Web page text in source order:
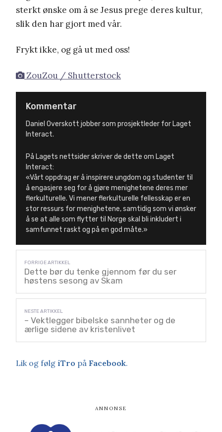
sterkt ønske om å se Jesus prege deres kultur,
slik den har gjort med vår.
Frykt ikke, og gå ut med oss!
ZouZou / Shutterstock
Kommentar
Daniel Overskott jobber som prosjektleder for Laget
Interact.
På Lagets nettsider skriver de dette om Laget
Interact:
«Vårt oppdrag er å inspirere ungdom og studenter til
å engasjere seg for å gjøre menighetene deres mer
flerkulturelle. Vi mener flerkulturelle fellesskap er en
stor ressurs for menighetene, samtidig som vi ønsker
å se at alle som flytter til Norge skal bli inkludert i
samfunnet raskt og på en god måte.»
Dette bør du tenke gjennom før du ser
høstens sesong av Skam
– Vektlegger bibelske sannheter og de
ærlige sidene av kristenlivet
Lik og følg iTro på Facebook.